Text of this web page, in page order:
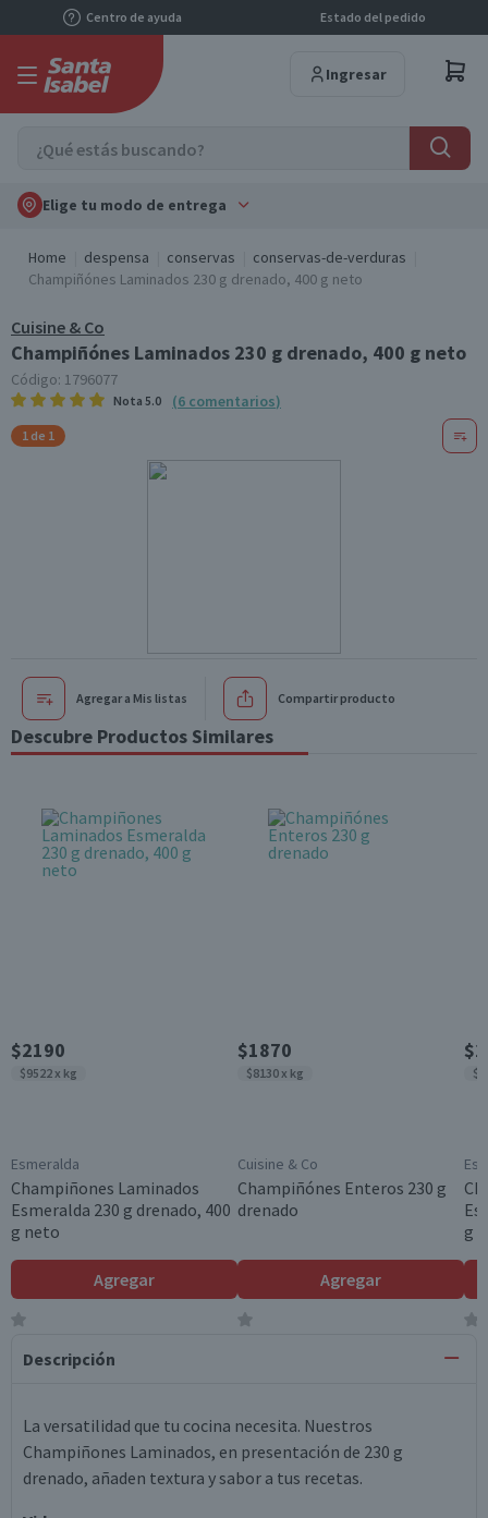
Centro de ayuda Estado del pedido
Ingresar
Elige tu modo de entrega
Home despensa conservas
conservas-de-verduras
Champiñónes Laminados 230 g drenado, 400 g neto
Cuisine & Co
Champiñónes Laminados 230 g drenado, 400 g neto
Código: 1796077
Nota 5.0 (6 comentarios)
1 de 1
Agregar a Mis listas Compartir producto
Descubre Productos Similares
$2190
$9522 x kg
Esmeralda
Champiñones Laminados
Esmeralda 230 g drenado, 400
g neto
Agregar
$1870
$8130 x kg
Cuisine & Co
Champiñónes Enteros 230 g
drenado
Agregar
g
Descripción
La versatilidad que tu cocina necesita. Nuestros
Champiñones Laminados, en presentación de 230 g
drenado, añaden textura y sabor a tus recetas.